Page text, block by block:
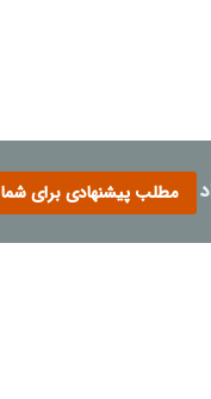
خاصی داریم؟
مطلب پیشنهادی برای شما